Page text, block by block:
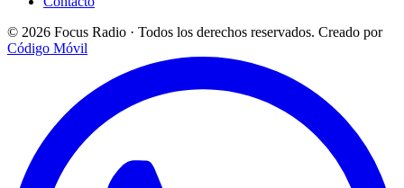
© 2026 Focus Radio · Todos los derechos reservados. Creado por
Código Móvil